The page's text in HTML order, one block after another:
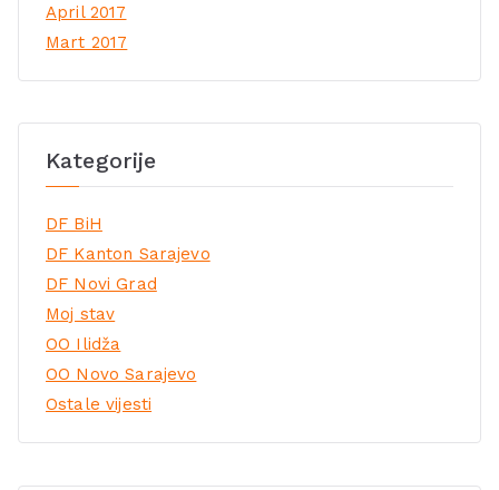
April 2017
Mart 2017
Kategorije
DF BiH
DF Kanton Sarajevo
DF Novi Grad
Moj stav
OO Ilidža
OO Novo Sarajevo
Ostale vijesti